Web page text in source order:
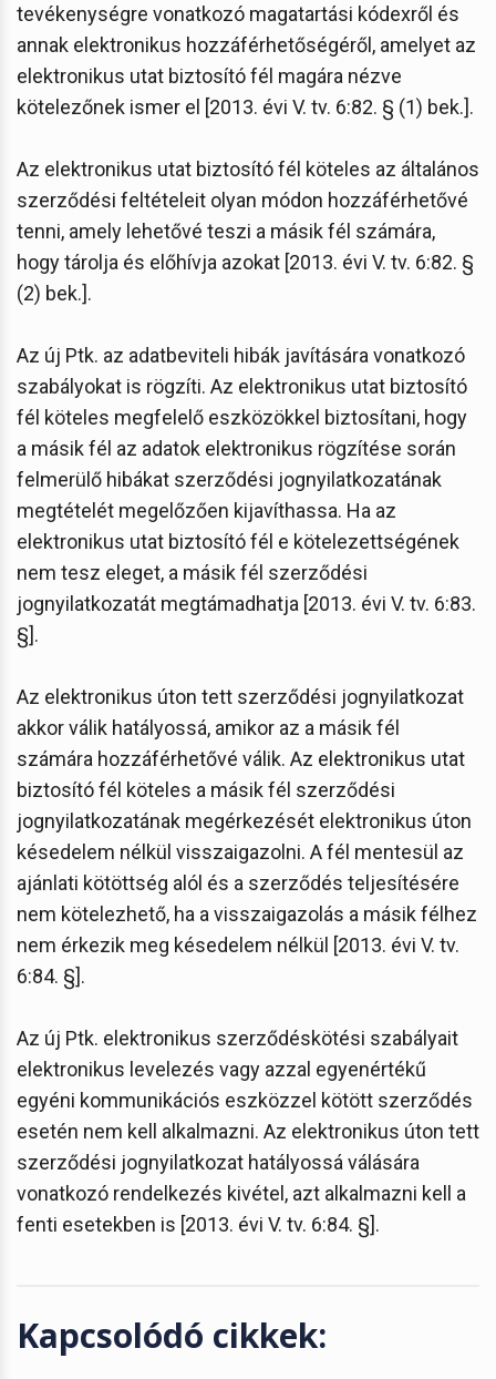
tevékenységre vonatkozó magatartási kódexről és
annak elektronikus hozzáférhetőségéről, amelyet az
elektronikus utat biztosító fél magára nézve
kötelezőnek ismer el [2013. évi V. tv. 6:82. § (1) bek.].
Az elektronikus utat biztosító fél köteles az általános
szerződési feltételeit olyan módon hozzáférhetővé
tenni, amely lehetővé teszi a másik fél számára,
hogy tárolja és előhívja azokat [2013. évi V. tv. 6:82. §
(2) bek.].
Az új Ptk. az adatbeviteli hibák javítására vonatkozó
szabályokat is rögzíti. Az elektronikus utat biztosító
fél köteles megfelelő eszközökkel biztosítani, hogy
a másik fél az adatok elektronikus rögzítése során
felmerülő hibákat szerződési jognyilatkozatának
megtételét megelőzően kijavíthassa. Ha az
elektronikus utat biztosító fél e kötelezettségének
nem tesz eleget, a másik fél szerződési
jognyilatkozatát megtámadhatja [2013. évi V. tv. 6:83.
§].
Az elektronikus úton tett szerződési jognyilatkozat
akkor válik hatályossá, amikor az a másik fél
számára hozzáférhetővé válik. Az elektronikus utat
biztosító fél köteles a másik fél szerződési
jognyilatkozatának megérkezését elektronikus úton
késedelem nélkül visszaigazolni. A fél mentesül az
ajánlati kötöttség alól és a szerződés teljesítésére
nem kötelezhető, ha a visszaigazolás a másik félhez
nem érkezik meg késedelem nélkül [2013. évi V. tv.
6:84. §].
Az új Ptk. elektronikus szerződéskötési szabályait
elektronikus levelezés vagy azzal egyenértékű
egyéni kommunikációs eszközzel kötött szerződés
esetén nem kell alkalmazni. Az elektronikus úton tett
szerződési jognyilatkozat hatályossá válására
vonatkozó rendelkezés kivétel, azt alkalmazni kell a
fenti esetekben is [2013. évi V. tv. 6:84. §].
Kapcsolódó cikkek: